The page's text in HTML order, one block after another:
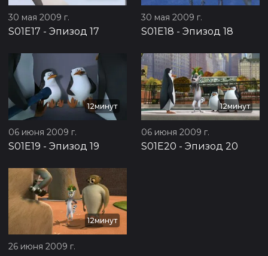
30 мая 2009 г.
S01E17 - Эпизод 17
30 мая 2009 г.
S01E18 - Эпизод 18
12минут
06 июня 2009 г.
S01E19 - Эпизод 19
12минут
06 июня 2009 г.
S01E20 - Эпизод 20
12минут
26 июня 2009 г.